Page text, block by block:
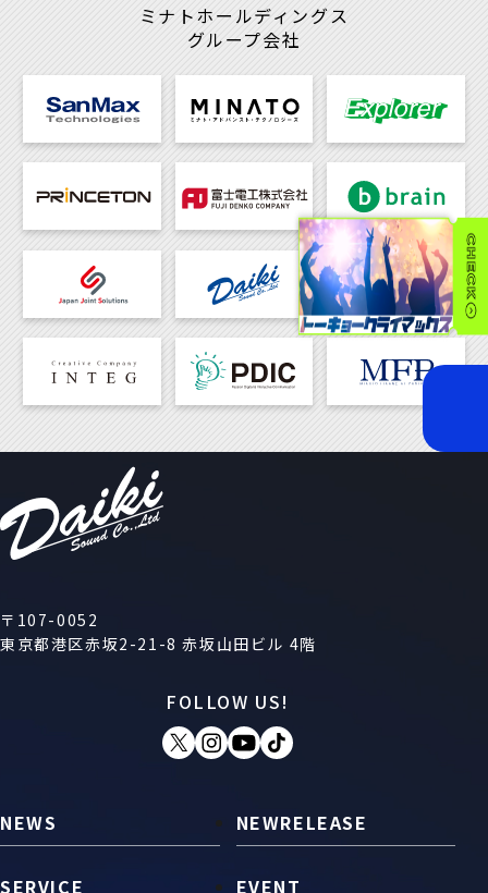
ミナトホールディングス
グループ会社
〒107-0052
東京都港区赤坂2-21-8 赤坂山田ビル 4階
FOLLOW US!
NEWS
SERVICE
NEWRELEASE
EVENT